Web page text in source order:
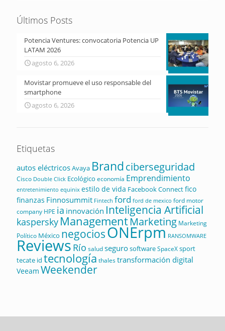
Últimos Posts
Potencia Ventures: convocatoria Potencia UP
LATAM 2026
agosto 6, 2026
Movistar promueve el uso responsable del
smartphone
agosto 6, 2026
Etiquetas
autos eléctricosAvaya Brandciberseguridad
Cisco Double Click Ecológico economía Emprendimiento
entretenimiento equinix estilo de vida Facebook Connectfico
finanzas Finnosummit Fintech ford ford de mexico ford motor
company HPE ia innovación Inteligencia Artificial
kaspersky ManagementMarketing Marketing
Político México negociosONErpm RANSOMWARE
Reviews Río saludsegurosoftwareSpaceXsport
tecate id tecnología thalestransformación digital
Veeam Weekender